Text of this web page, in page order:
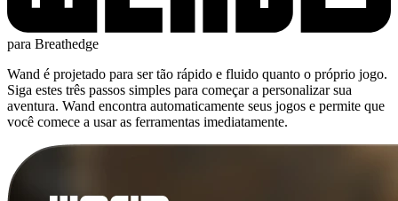
para Breathedge
Wand é projetado para ser tão rápido e fluido quanto o próprio jogo.
Siga estes três passos simples para começar a personalizar sua
aventura. Wand encontra automaticamente seus jogos e permite que
você comece a usar as ferramentas imediatamente.